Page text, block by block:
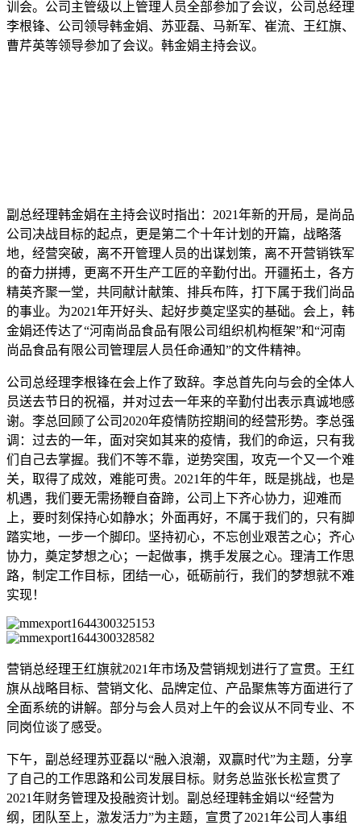
训会。公司主管级以上管理人员全部参加了会议，公司总经理
李根锋、公司领导韩金娟、苏亚磊、马新军、崔流、王红旗、
曹芹英等领导参加了会议。韩金娟主持会议。
副总经理韩金娟在主持会议时指出：2021年新的开局，是尚品
公司决战目标的起点，更是第二个十年计划的开篇，战略落
地，经营突破，离不开管理人员的出谋划策，离不开营销铁军
的奋力拼搏，更离不开生产工匠的辛勤付出。开疆拓土，各方
精英齐聚一堂，共同献计献策、排兵布阵，打下属于我们尚品
的事业。为2021年开好头、起好步奠定坚实的基础。会上，韩
金娟还传达了“河南尚品食品有限公司组织机构框架”和“河南
尚品食品有限公司管理层人员任命通知”的文件精神。
公司总经理李根锋在会上作了致辞。李总首先向与会的全体人
员送去节日的祝福，并对过去一年来的辛勤付出表示真诚地感
谢。李总回顾了公司2020年疫情防控期间的经营形势。李总强
调：过去的一年，面对突如其来的疫情，我们的命运，只有我
们自己去掌握。我们不等不靠，逆势突围，攻克一个又一个难
关，取得了成效，难能可贵。2021年的牛年，既是挑战，也是
机遇，我们要无需扬鞭自奋蹄，公司上下齐心协力，迎难而
上，要时刻保持心如静水；外面再好，不属于我们的，只有脚
踏实地，一步一个脚印。坚持初心，不忘创业艰苦之心；齐心
协力，奠定梦想之心；一起做事，携手发展之心。理清工作思
路，制定工作目标，团结一心，砥砺前行，我们的梦想就不难
实现！
营销总经理王红旗就2021年市场及营销规划进行了宣贯。王红
旗从战略目标、营销文化、品牌定位、产品聚焦等方面进行了
全面系统的讲解。部分与会人员对上午的会议从不同专业、不
同岗位谈了感受。
下午，副总经理苏亚磊以“融入浪潮，双赢时代”为主题，分享
了自己的工作思路和公司发展目标。财务总监张长松宣贯了
2021年财务管理及投融资计划。副总经理韩金娟以“经营为
纲，团队至上，激发活力”为主题，宣贯了2021年公司人事组